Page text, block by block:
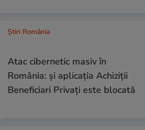
Știri România
Atac cibernetic masiv în
România: și aplicația Achiziții
Beneficiari Privați este blocată